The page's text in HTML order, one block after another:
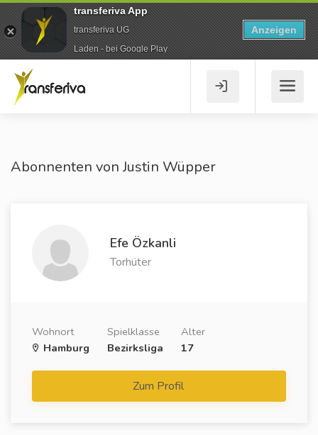
Abonnenten von Justin Wüpper
Efe Özkanli
Torhüter
Wohnort
Hamburg
Spielklasse
Bezirksliga
Alter
17
Zum Profil
transferiva App
transferiva UG
Laden - bei Google Play
Anzeigen